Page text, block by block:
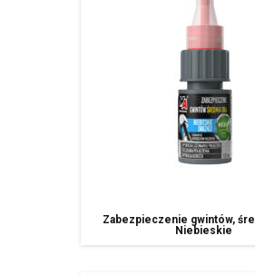
Zabezpieczenie gwintów,
Niebieskie